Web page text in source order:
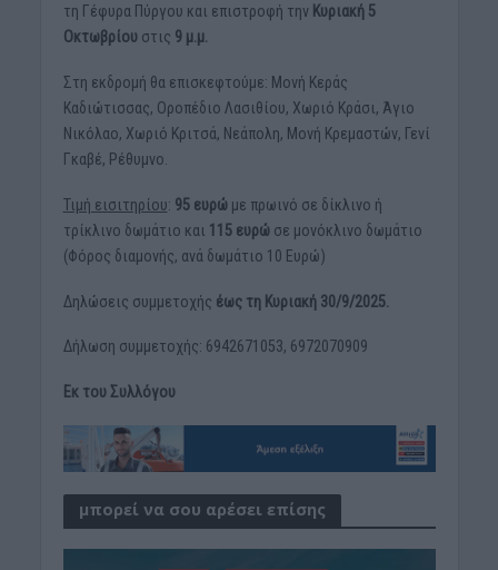
τη Γέφυρα Πύργου και επιστροφή την Κυριακή 5
Οκτωβρίου στις 9 μ.μ.
Στη εκδρομή θα επισκεφτούμε: Μονή Κεράς
Καδιώτισσας, Οροπέδιο Λασιθίου, Χωριό Κράσι, Άγιο
Νικόλαο, Χωριό Κριτσά, Νεάπολη, Μονή Κρεμαστών, Γενί
Γκαβέ, Ρέθυμνο.
Τιμή εισιτηρίου: 95 ευρώμε πρωινό σε δίκλινο ή
τρίκλινο δωμάτιο και 115 ευρώσε μονόκλινο δωμάτιο
(Φόρος διαμονής, ανά δωμάτιο 10 Ευρώ)
Δηλώσεις συμμετοχής έως τη Κυριακή 30/9/2025.
Δήλωση συμμετοχής: 6942671053, 6972070909
Εκ του Συλλόγου
μπορεί να σου αρέσει επίσης